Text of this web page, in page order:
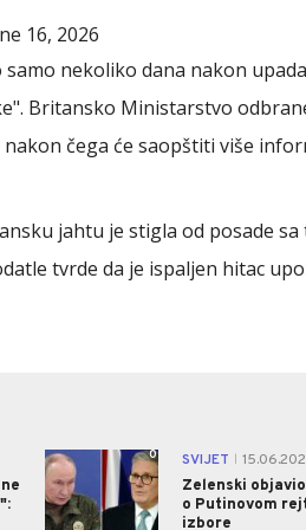
16, 2026
nekoliko dana nakon
Britansko Ministarstvo
čega će saopštiti više
jahtu je stigla od posade
tvrde da je ispaljen hitac
0 SVIJET
Zelenski
o Putinovom
izbore